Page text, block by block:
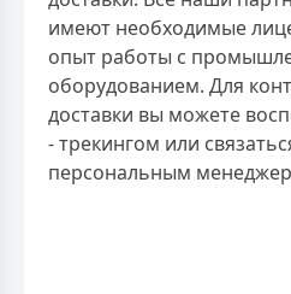
имеют необходимые
опыт работы с
оборудованием. Для
доставки вы можете
- трекингом или
персональным